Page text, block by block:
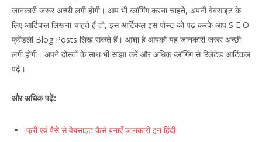
जानकारी जरूर अच्छी लगी होगी। आप भी ब्लॉगिंग करना चाहते, अपनी वेबसाइट के
लिए आर्टिकल लिखना चाहते हैं तो, इस आर्टिकल इस पोस्ट को पढ़ करके आप S E O
फ्रेंडली Blog Posts लिख सकते हैं। आशा है आपको यह जानकारी जरूर अच्छी
लगी होगी। अपने दोस्तों के साथ भी सांझा करें और अधिक ब्लॉगिंग से रिलेटेड आर्टिकल
पढ़े।
और अधिक पढ़ें:
फ्री एवं पैसे से वेबसाइट कैसे बनाएँ जानकारी इन हिंदी